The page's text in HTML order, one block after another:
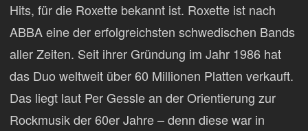
Hits, für die Roxette bekannt ist. Roxette ist nach
ABBA eine der erfolgreichsten schwedischen Bands
aller Zeiten. Seit ihrer Gründung im Jahr 1986 hat
das Duo weltweit über 60 Millionen Platten verkauft.
Das liegt laut Per Gessle an der Orientierung zur
Rockmusik der 60er Jahre – denn diese war in